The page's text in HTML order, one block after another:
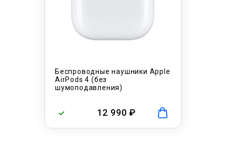
Беспроводные наушники Apple
AirPods 4 (без
шумоподавления)
12 990 ₽